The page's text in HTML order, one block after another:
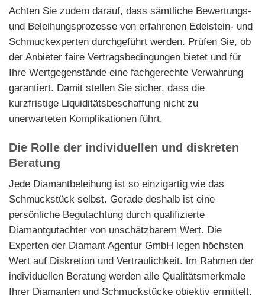
Achten Sie zudem darauf, dass sämtliche Bewertungs-
und Beleihungsprozesse von erfahrenen Edelstein- und
Schmuckexperten durchgeführt werden. Prüfen Sie, ob
der Anbieter faire Vertragsbedingungen bietet und für
Ihre Wertgegenstände eine fachgerechte Verwahrung
garantiert. Damit stellen Sie sicher, dass die
kurzfristige Liquiditätsbeschaffung nicht zu
unerwarteten Komplikationen führt.
Die Rolle der individuellen und diskreten
Beratung
Jede Diamantbeleihung ist so einzigartig wie das
Schmuckstück selbst. Gerade deshalb ist eine
persönliche Begutachtung durch qualifizierte
Diamantgutachter von unschätzbarem Wert. Die
Experten der Diamant Agentur GmbH legen höchsten
Wert auf Diskretion und Vertraulichkeit. Im Rahmen der
individuellen Beratung werden alle Qualitätsmerkmale
Ihrer Diamanten und Schmuckstücke objektiv ermittelt,